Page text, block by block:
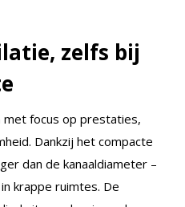
zelfs bij
focus op prestaties,
Dankzij het compacte
dan de kanaaldiameter –
krappe ruimtes. De